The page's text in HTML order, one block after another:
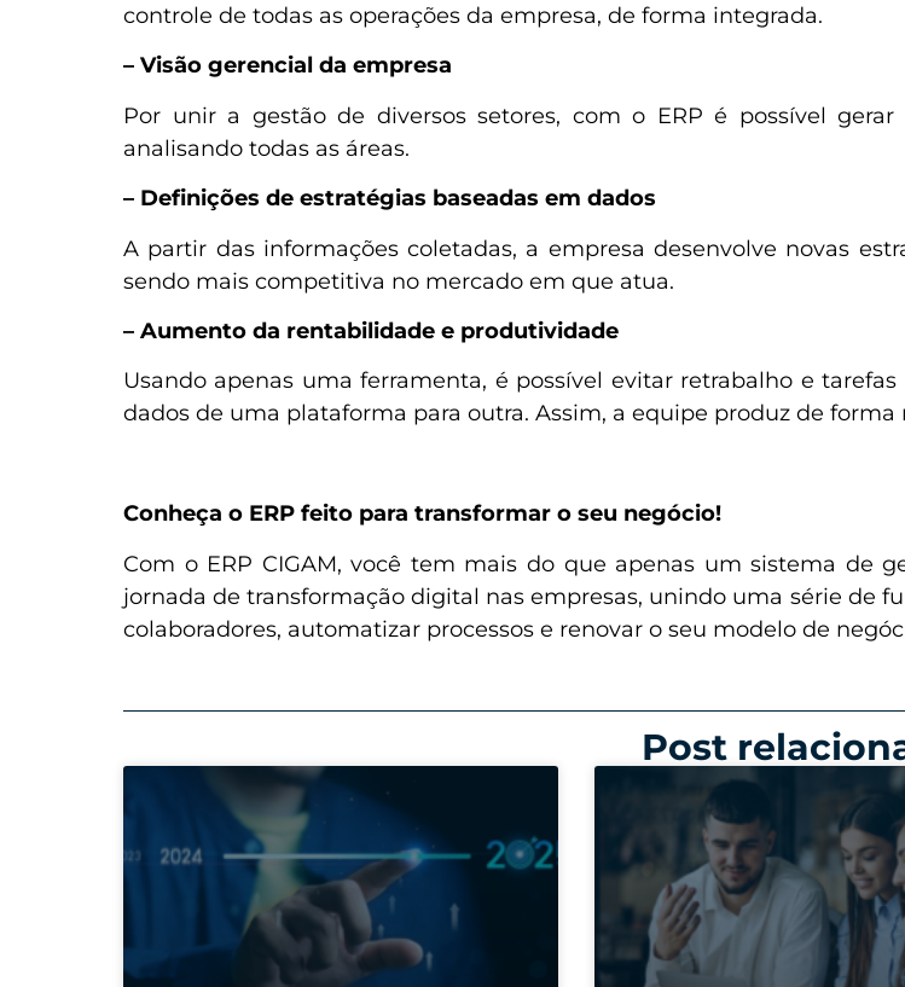
controle de todas as operações da empresa, de forma integrada.
– Visão gerencial da empresa
Por unir a gestão de diversos setores, com o ERP é possível
analisando todas as áreas.
– Definições de estratégias baseadas em dados
A partir das informações coletadas, a empresa desenvolve novas
sendo mais competitiva no mercado em que atua.
– Aumento da rentabilidade e produtividade
Usando apenas uma ferramenta, é possível evitar retrabalho e
dados de uma plataforma para outra. Assim, a equipe produz de
Conheça o ERP feito para transformar o seu negócio!
Com o ERP CIGAM, você tem mais do que apenas um sistema de
jornada de transformação digital nas empresas, unindo uma série de
colaboradores, automatizar processos e renovar o seu modelo de
Post